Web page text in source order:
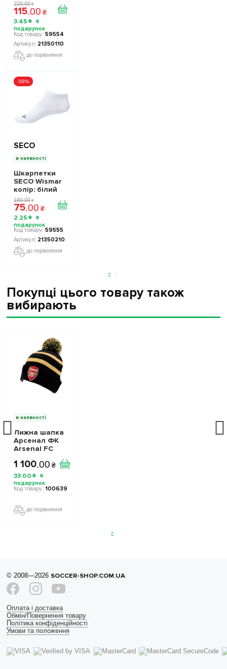
220.00 ₴
115.00 ₴
3.45 ₴
59554
21350110
до порівняння
-58%
SECO
в наявності
Шкарпетки
SECO Wismar
колір: білий
180.00 ₴
75.00 ₴
2.25 ₴
59555
21350210
до порівняння
Покупці цього товару також
вибирають
в наявності
Лижна шапка
Арсенал ФК
Arsenal FC
1 100.00 ₴
33.00 ₴
100639
до порівняння
© 2008—2026 SOCCER-SHOP.COM.UA
Оплата і доставка
Обмін/Повернення товару
Політика конфіденційності
Умови та положення